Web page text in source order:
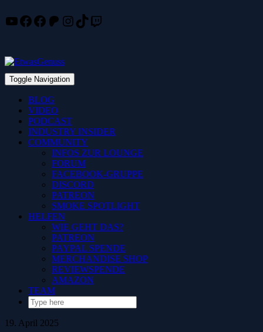
Skip
YouTube
Facebook
Facebook
Patreon
Instagram
TikTok
Twitch
Toggle Navigation
BLOG
VIDEO
PODCAST
INDUSTRY INSIDER
COMMUNITY
INFOS ZUR LOUNGE
FORUM
FACEBOOK-GRUPPE
DISCORD
PATREON
SMOKE SPOTLIGHT
HELFEN
WIE GEHT DAS?
PATREON
PAYPAL SPENDE
MERCHANDISE SHOP
REVIEWSPENDE
AMAZON
TEAM
19. April 2025